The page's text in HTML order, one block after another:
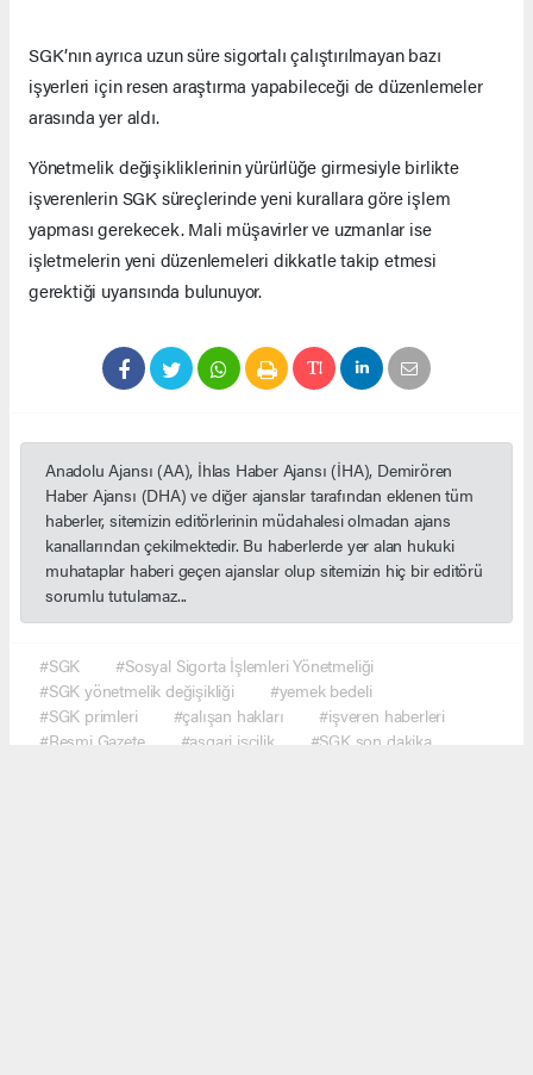
SGK’nın ayrıca uzun süre sigortalı çalıştırılmayan bazı
işyerleri için resen araştırma yapabileceği de düzenlemeler
arasında yer aldı.
Yönetmelik değişikliklerinin yürürlüğe girmesiyle birlikte
işverenlerin SGK süreçlerinde yeni kurallara göre işlem
yapması gerekecek. Mali müşavirler ve uzmanlar ise
işletmelerin yeni düzenlemeleri dikkatle takip etmesi
gerektiği uyarısında bulunuyor.
Anadolu Ajansı (AA), İhlas Haber Ajansı (İHA), Demirören
Haber Ajansı (DHA) ve diğer ajanslar tarafından eklenen tüm
haberler, sitemizin editörlerinin müdahalesi olmadan ajans
kanallarından çekilmektedir. Bu haberlerde yer alan hukuki
muhataplar haberi geçen ajanslar olup sitemizin hiç bir editörü
sorumlu tutulamaz...
#SGK
#Sosyal Sigorta İşlemleri Yönetmeliği
#SGK yönetmelik değişikliği
#yemek bedeli
#SGK primleri
#çalışan hakları
#işveren haberleri
#Resmi Gazete
#asgari işçilik
#SGK son dakika